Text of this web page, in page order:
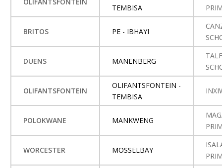
TEMBISA
BRITOS PE - IBHAYI
DUENS MANENBERG
OLIFANTSFONTEIN
OLIFANTSFONTEIN -
TEMBISA
POLOKWANE MANKWENG
WORCESTER MOSSELBAY